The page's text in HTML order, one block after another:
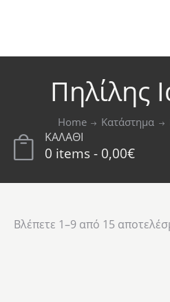
Πηλίλης
Home Κατάστημα
ΚΑΛΑΘΙ
0 items- 0,00€
Βλέπετε 1–9 από 15